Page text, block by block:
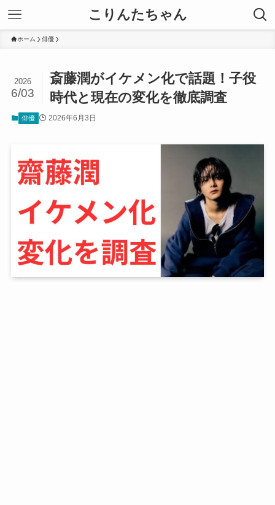
こりんたちゃん
ホーム 俳優
斎藤潤がイケメン化で話題！子役
時代と現在の変化を徹底調査
2026
6/03
俳優 2026年6月3日